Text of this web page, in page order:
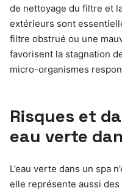
de nettoyage du filtre et
extérieurs sont
filtre obstrué ou une
favorisent la stagnation
micro-organismes
Risques et
eau verte
L’eau verte dans un spa
elle représente aussi